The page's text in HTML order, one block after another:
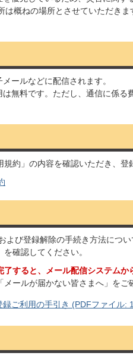
は概ねの場所とさせていただき
ールなどに配信されます。
無料です。ただし、通信に係る
約」の内容を確認いただき、登
よび登録解除の手続き方法につ
確認してください。
了すると、メール配信システムか
ールが届かない皆さまへ」をご
録ご利用の手引き (PDFファイル: